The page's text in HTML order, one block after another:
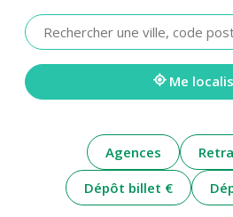
Veuillez
renseigner
une
adresse
Me
Agences
Dépôt billet €